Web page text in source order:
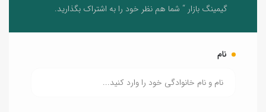
گیمینگ بازار “ شما هم نظر خود را به اشتراک بگذارید.
نام